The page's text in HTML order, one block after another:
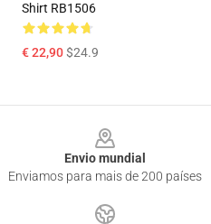
Shirt RB1506
€ 22,90$24.9
Envio mundial
Enviamos para mais de 200 países